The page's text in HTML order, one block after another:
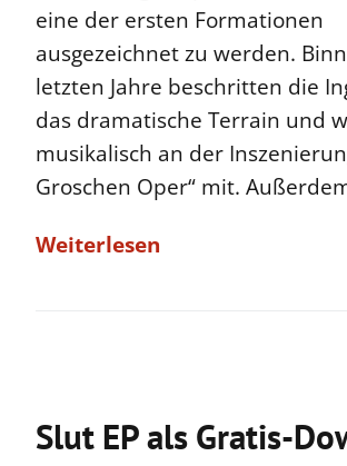
eine der ersten Formationen
ausgezeichnet zu werden.
letzten Jahre beschritten die
das dramatische Terrain und
musikalisch an der
Groschen Oper“ mit.
Weiterlesen
Slut EP als Gratis-